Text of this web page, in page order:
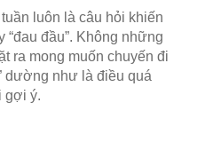
luôn là câu hỏi khiến
“đau đầu”. Không những
ra mong muốn chuyến đi
dường như là điều quá
gợi ý.